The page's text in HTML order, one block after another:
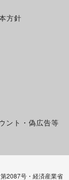
方針
ント・偽広告等
2087号・経済産業省